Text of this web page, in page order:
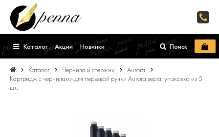
Каталог Акции Новинки Поиск
Каталог Чернила и стержни
Aurora
Картридж с чернилами для перьевой ручки Aurora sepia, упаковка из 5
шт.